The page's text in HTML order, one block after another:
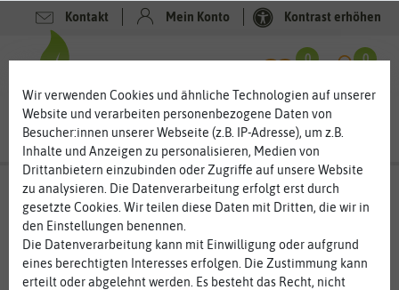
Kontakt Mein Konto Kontrast erhöhen
0 0
Samen-Sets- Saatgutboxen
Saatgutboxen – die kleinen Wunder voller Samen
Saatgutboxen sind kleine Wunderkistchen, die viel Saatgut zu
einem Thema enthalten. Saatgutboxen gibt es in verschiedenen
Filter
Wir verwenden Cookies und ähnliche Technologien auf unserer
Website und verarbeiten personenbezogene Daten von
Besucher:innen unserer Webseite (z.B. IP-Adresse), um z.B.
Inhalte und Anzeigen zu personalisieren, Medien von
Drittanbietern einzubinden oder Zugriffe auf unsere Website
zu analysieren. Die Datenverarbeitung erfolgt erst durch
gesetzte Cookies. Wir teilen diese Daten mit Dritten, die wir in
den Einstellungen benennen.
Die Datenverarbeitung kann mit Einwilligung oder aufgrund
eines berechtigten Interesses erfolgen. Die Zustimmung kann
erteilt oder abgelehnt werden. Es besteht das Recht, nicht